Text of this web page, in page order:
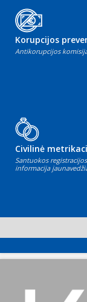
Korupcijos
Antikorupcijos
Civilinė
Santuokos
informacija